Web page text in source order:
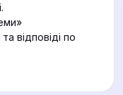
відповіді по